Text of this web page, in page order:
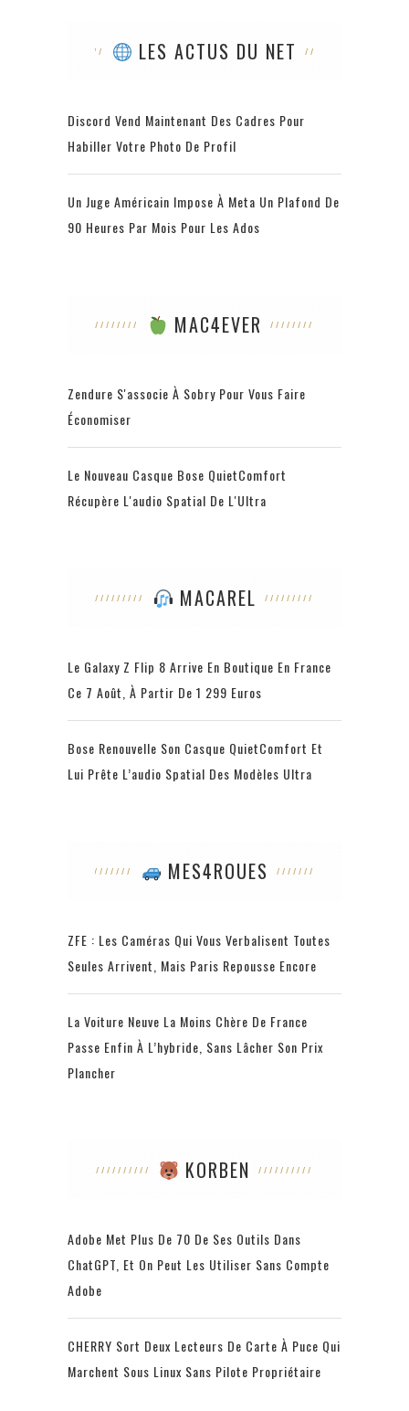
LES ACTUS DU NET
Discord Vend Maintenant Des Cadres Pour
Habiller Votre Photo De Profil
Un Juge Américain Impose À Meta Un Plafond De
90 Heures Par Mois Pour Les Ados
MAC4EVER
Zendure S'associe À Sobry Pour Vous Faire
Économiser
Le Nouveau Casque Bose QuietComfort
Récupère L'audio Spatial De L'Ultra
MACAREL
Le Galaxy Z Flip 8 Arrive En Boutique En France
Ce 7 Août, À Partir De 1 299 Euros
Bose Renouvelle Son Casque QuietComfort Et
Lui Prête L’audio Spatial Des Modèles Ultra
MES4ROUES
ZFE : Les Caméras Qui Vous Verbalisent Toutes
Seules Arrivent, Mais Paris Repousse Encore
La Voiture Neuve La Moins Chère De France
Passe Enfin À L’hybride, Sans Lâcher Son Prix
Plancher
KORBEN
Adobe Met Plus De 70 De Ses Outils Dans
ChatGPT, Et On Peut Les Utiliser Sans Compte
Adobe
CHERRY Sort Deux Lecteurs De Carte À Puce Qui
Marchent Sous Linux Sans Pilote Propriétaire